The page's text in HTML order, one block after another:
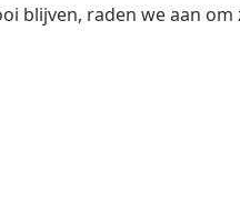
blijven, raden we aan